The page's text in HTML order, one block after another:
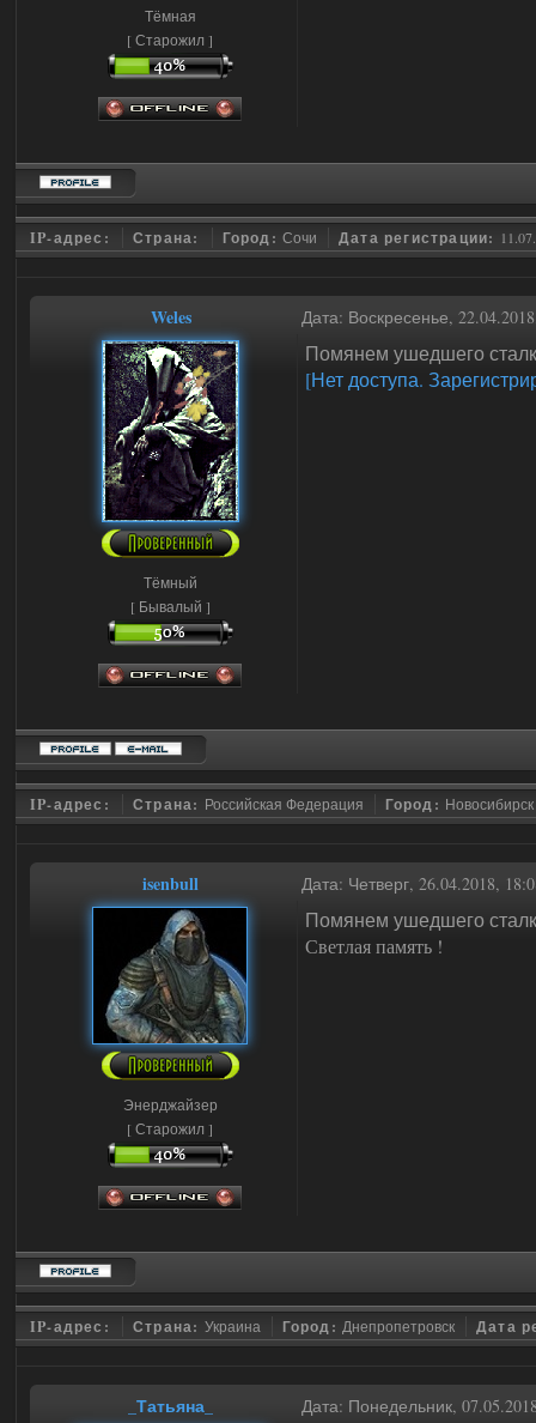
Тёмная
[ Старожил ]
IP-адрес: Страна: Город:Сочи Дата регистрации:
Weles Дата: Воскресенье,
Тёмный
[ Бывалый ]
Помянем ушедшего
[Нет доступа.
IP-адрес: Страна: Российская Федерация Город: Новосибирск
isenbull Дата: Четверг, 26.04.2018,
Энерджайзер
[ Старожил ]
Помянем ушедшего
Светлая память !
IP-адрес: Страна: Украина Город:Днепропетровск Дата
_Татьяна_ Дата: Понедельник,